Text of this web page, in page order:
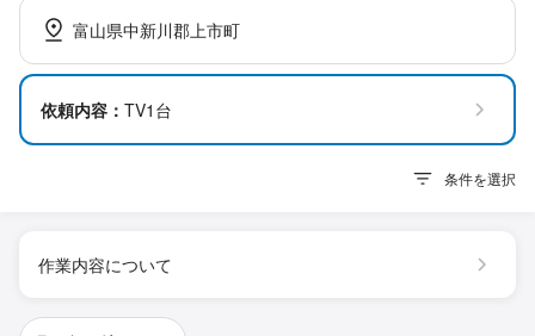
富山県中新川郡上市町
依頼内容： TV1台
条件を選択
作業内容について